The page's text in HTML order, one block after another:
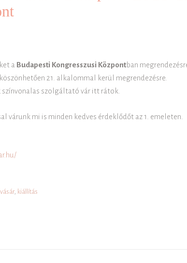
a Budapesti Kongresszusi Központban
21. alkalommal kerül megrendezésre.
szolgáltató vár itt rátok.
várunk mi is minden kedves érdeklődőt az 1. emeleten.
, kiállítás